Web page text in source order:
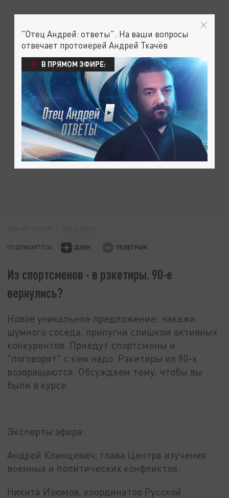
ПОДПИШИТЕСЬ:
Из спортсменов - в рэкетиры. 90-е
вернулись?
Новое уникальное предложение: накажи
шумного соседа, припугни слишком активных
конкурентов. Приедут спортсмены и
"поговорят" с кем надо. Рэкетиры из 90-х
возвращаются. Обсуждаем тему, чтобы вы
были в курсе
Эксперты эфира:
Андрей Клинцевич, глава Центра изучения
военных и политических конфликтов;
Никита Изюмов, координатор Русской
"Отец Андрей: ответы". На ваши вопросы
отвечает протоиерей Андрей Ткачёв
В ПРЯМОМ ЭФИРЕ: